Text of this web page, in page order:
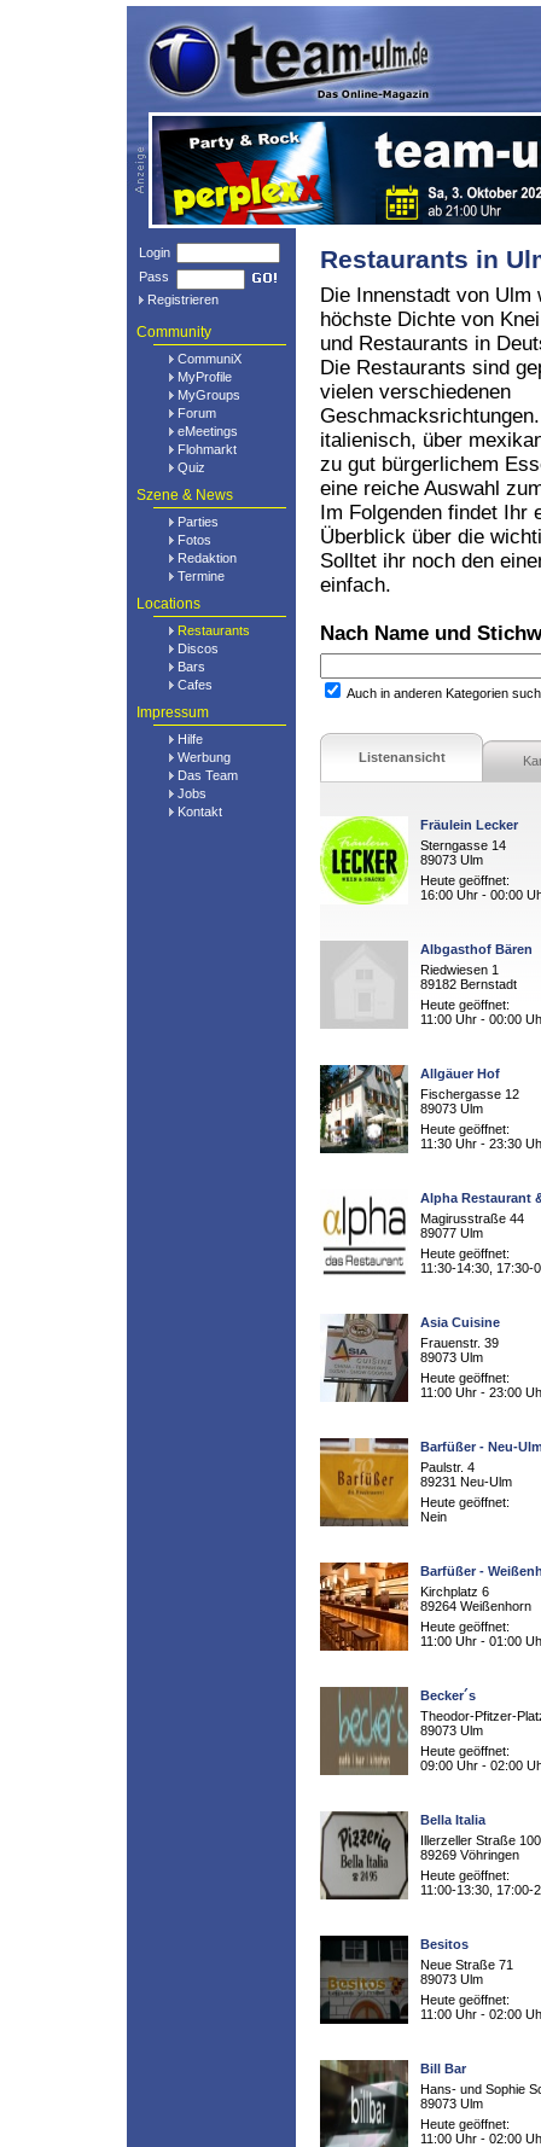
Login
Pass
Registrieren
Community
CommuniX
MyProfile
MyGroups
Forum
eMeetings
Flohmarkt
Quiz
Szene & News
Parties
Fotos
Redaktion
Termine
Locations
Restaurants
Discos
Bars
Cafes
Impressum
Hilfe
Werbung
Das Team
Jobs
Kontakt
Restaurants in
Die Innenstadt von Ulm
höchste Dichte von
und Restaurants in
Die Restaurants sind
vielen verschiedenen
italienisch, über
zu gut bürgerlichem
eine reiche Auswahl
Im Folgenden findet Ihr
Überblick über die
Solltet ihr noch den
einfach.
Nach Name und
Auch in anderen Kategorien
Listenansicht
Fräulein Lecker
Sterngasse 14
89073 Ulm
Heute geöffnet:
16:00 Uhr - 00:00
Albgasthof Bären
Riedwiesen 1
89182 Bernstadt
Heute geöffnet:
11:00 Uhr - 00:00
Allgäuer Hof
Fischergasse 12
89073 Ulm
Heute geöffnet:
11:30 Uhr - 23:30
Alpha Restaurant
Magirusstraße 44
89077 Ulm
Heute geöffnet:
11:30-14:30, 17:30-
Asia Cuisine
Frauenstr. 39
89073 Ulm
Heute geöffnet:
11:00 Uhr - 23:00
Barfüßer - Neu-
Paulstr. 4
89231 Neu-Ulm
Heute geöffnet:
Nein
Barfüßer -
Kirchplatz 6
89264 Weißenhorn
Heute geöffnet:
11:00 Uhr - 01:00
Becker´s
Theodor-Pfitzer-
89073 Ulm
Heute geöffnet:
09:00 Uhr - 02:00
Bella Italia
Illerzeller Straße 100
89269 Vöhringen
Heute geöffnet:
11:00-13:30, 17:00-
Besitos
Neue Straße 71
89073 Ulm
Heute geöffnet:
11:00 Uhr - 02:00
Bill Bar
Hans- und Sophie
89073 Ulm
Heute geöffnet:
11:00 Uhr - 02:00